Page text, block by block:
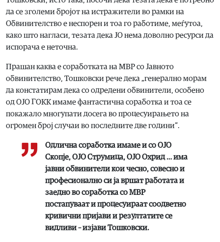
да се зголеми бројот на истражители во рамки на
Обвинителство е неспорен и тоа го работиме, меѓутоа,
како што нагласи, тезата дека ЈО нема доволно ресурси да
испорача е неточна.
Прашан каква е соработката на МВР со Јавното
обвинителство, Тошковски рече дека „генерално морам
да констатирам дека со одредени обвинители, особено
од ОЈО ГОКК имаме фантастична соработка и тоа се
покажало многупати досега во процесуирањето на
огромен број случаи во последните две години“.
Одлична соработка имаме и со ОЈО
Скопје, ОЈО Струмица, ОЈО Охрид … има
јавни обвинители кои чесно, совесно и
професионално си ја вршат работата и
заедно во соработка со МВР
постапуваат и процесуираат соодветно
кривични пријави и резултатите се
видливи – изјави Тошковски.